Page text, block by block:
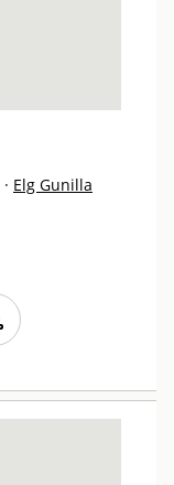
· Elg Gunilla